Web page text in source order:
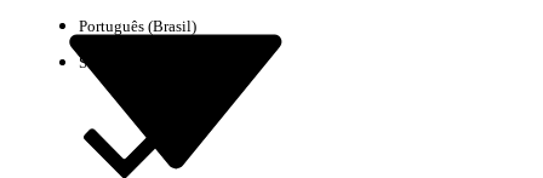
Português (Brasil)
Suomi